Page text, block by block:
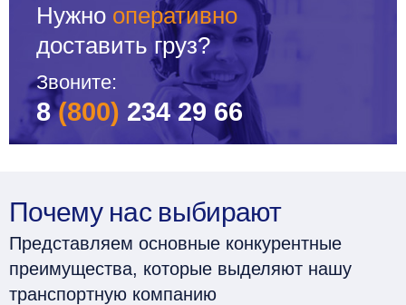
Нужно оперативно
доставить груз?
Звоните:
8(800) 234 29 66
Почему нас выбирают
Представляем основные конкурентные
преимущества, которые выделяют нашу
транспортную компанию